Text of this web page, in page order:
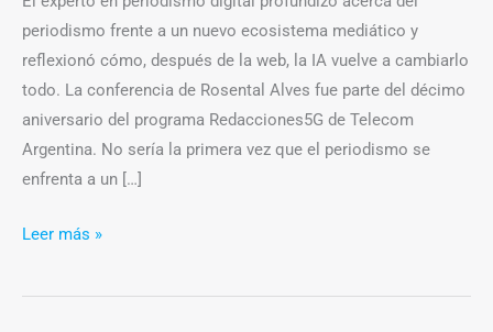
periodismo frente a un nuevo ecosistema mediático y
reflexionó cómo, después de la web, la IA vuelve a cambiarlo
todo. La conferencia de Rosental Alves fue parte del décimo
aniversario del programa Redacciones5G de Telecom
Argentina. No sería la primera vez que el periodismo se
enfrenta a un […]
Leer más »